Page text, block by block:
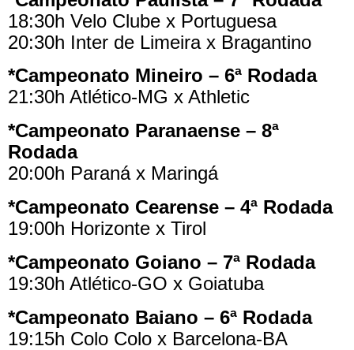
18:30h Velo Clube x Portuguesa
20:30h Inter de Limeira x Bragantino
*Campeonato Mineiro – 6ª Rodada
21:30h Atlético-MG x Athletic
*Campeonato Paranaense – 8ª
Rodada
20:00h Paraná x Maringá
*Campeonato Cearense – 4ª Rodada
19:00h Horizonte x Tirol
*Campeonato Goiano – 7ª Rodada
19:30h Atlético-GO x Goiatuba
*Campeonato Baiano – 6ª Rodada
19:15h Colo Colo x Barcelona-BA